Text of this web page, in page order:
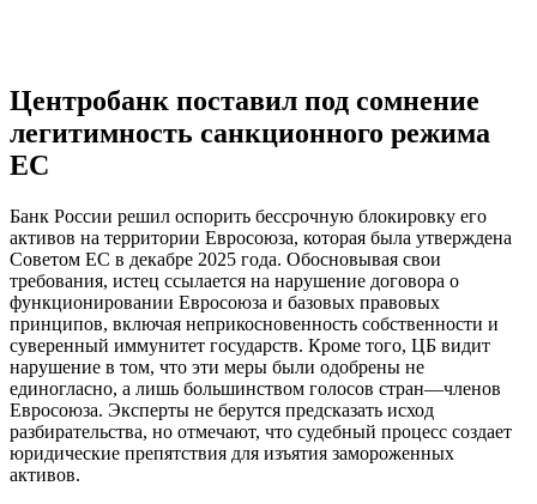
Центробанк поставил под сомнение
легитимность санкционного режима
ЕС
Банк России решил оспорить бессрочную блокировку его
активов на территории Евросоюза, которая была утверждена
Советом ЕС в декабре 2025 года. Обосновывая свои
требования, истец ссылается на нарушение договора о
функционировании Евросоюза и базовых правовых
принципов, включая неприкосновенность собственности и
суверенный иммунитет государств. Кроме того, ЦБ видит
нарушение в том, что эти меры были одобрены не
единогласно, а лишь большинством голосов стран—членов
Евросоюза. Эксперты не берутся предсказать исход
разбирательства, но отмечают, что судебный процесс создает
юридические препятствия для изъятия замороженных
активов.